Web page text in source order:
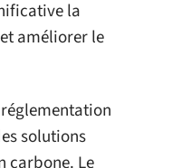
la
améliorer le
solutions
carbone. Le